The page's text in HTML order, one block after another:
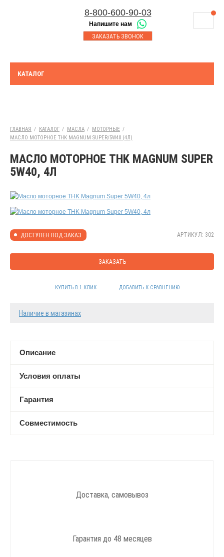
8-800-600-90-03
Напишите нам
ЗАКАЗАТЬ ЗВОНОК
Корзина
ОПЛАТА
ЮРИДИЧЕСКИМ ЛИЦАМ
КОНТАКТЫ
АКЦИИ
8-843-230-17-45
Казань
Набережные Челны
КАТАЛОГ
ГЛАВНАЯ / КАТАЛОГ / МАСЛА / МОТОРНЫЕ /
МАСЛО МОТОРНОЕ THK MAGNUM SUPER/5W40 (4Л)
МАСЛО МОТОРНОЕ THK MAGNUM SUPER
5W40, 4Л
ДОСТУПЕН ПОД ЗАКАЗ АРТИКУЛ: 302
ЗАКАЗАТЬ
КУПИТЬ В 1 КЛИК ДОБАВИТЬ К СРАВНЕНИЮ
Наличие в магазинах
Описание
Условия оплаты
Гарантия
Совместимость
Доставка, самовывоз
Гарантия до 48 месяцев